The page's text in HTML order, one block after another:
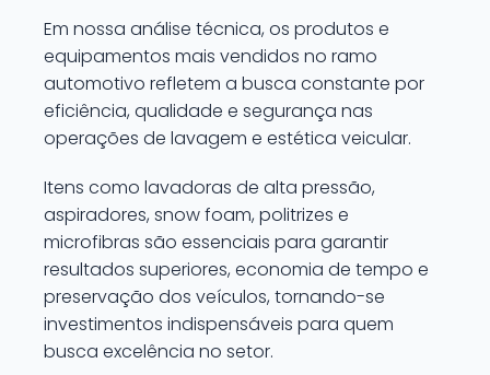
Em nossa análise técnica, os produtos e
equipamentos mais vendidos no ramo
automotivo refletem a busca constante por
eficiência, qualidade e segurança nas
operações de lavagem e estética veicular.
Itens como lavadoras de alta pressão,
aspiradores, snow foam, politrizes e
microfibras são essenciais para garantir
resultados superiores, economia de tempo e
preservação dos veículos, tornando-se
investimentos indispensáveis para quem
busca excelência no setor.